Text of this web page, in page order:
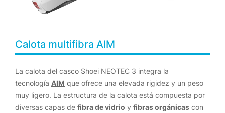
Calota multifibra AIM
La calota del casco Shoei NEOTEC 3 integra la
tecnología AIM que ofrece una elevada rigidez y un peso
muy ligero. La estructura de la calota está compuesta por
diversas capas de fibra de vidrio y fibras orgánicas con